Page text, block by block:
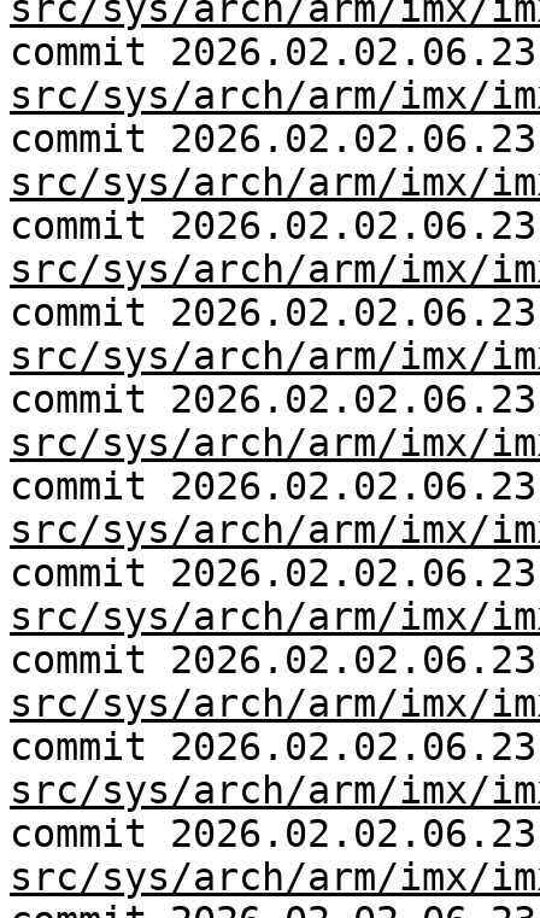
commit
src/sys/arch/arm/imx/
commit
src/sys/arch/arm/imx/
commit
src/sys/arch/arm/imx/
commit
src/sys/arch/arm/imx/
commit
src/sys/arch/arm/imx/
commit
src/sys/arch/arm/imx/
commit
src/sys/arch/arm/imx/
commit
src/sys/arch/arm/imx/
commit
src/sys/arch/arm/imx/
commit
src/sys/arch/arm/imx/